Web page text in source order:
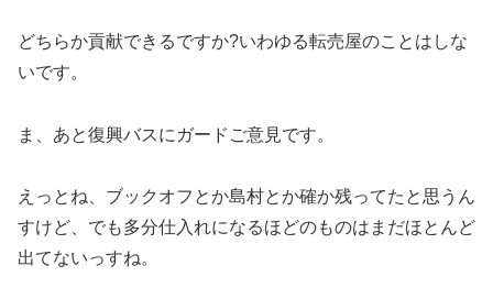
どちらか貢献できるですか?いわゆる転売屋のことはしな
いです。
ま、あと復興バスにガードご意見です。
えっとね、ブックオフとか島村とか確か残ってたと思うん
すけど、でも多分仕入れになるほどのものはまだほとんど
出てないっすね。